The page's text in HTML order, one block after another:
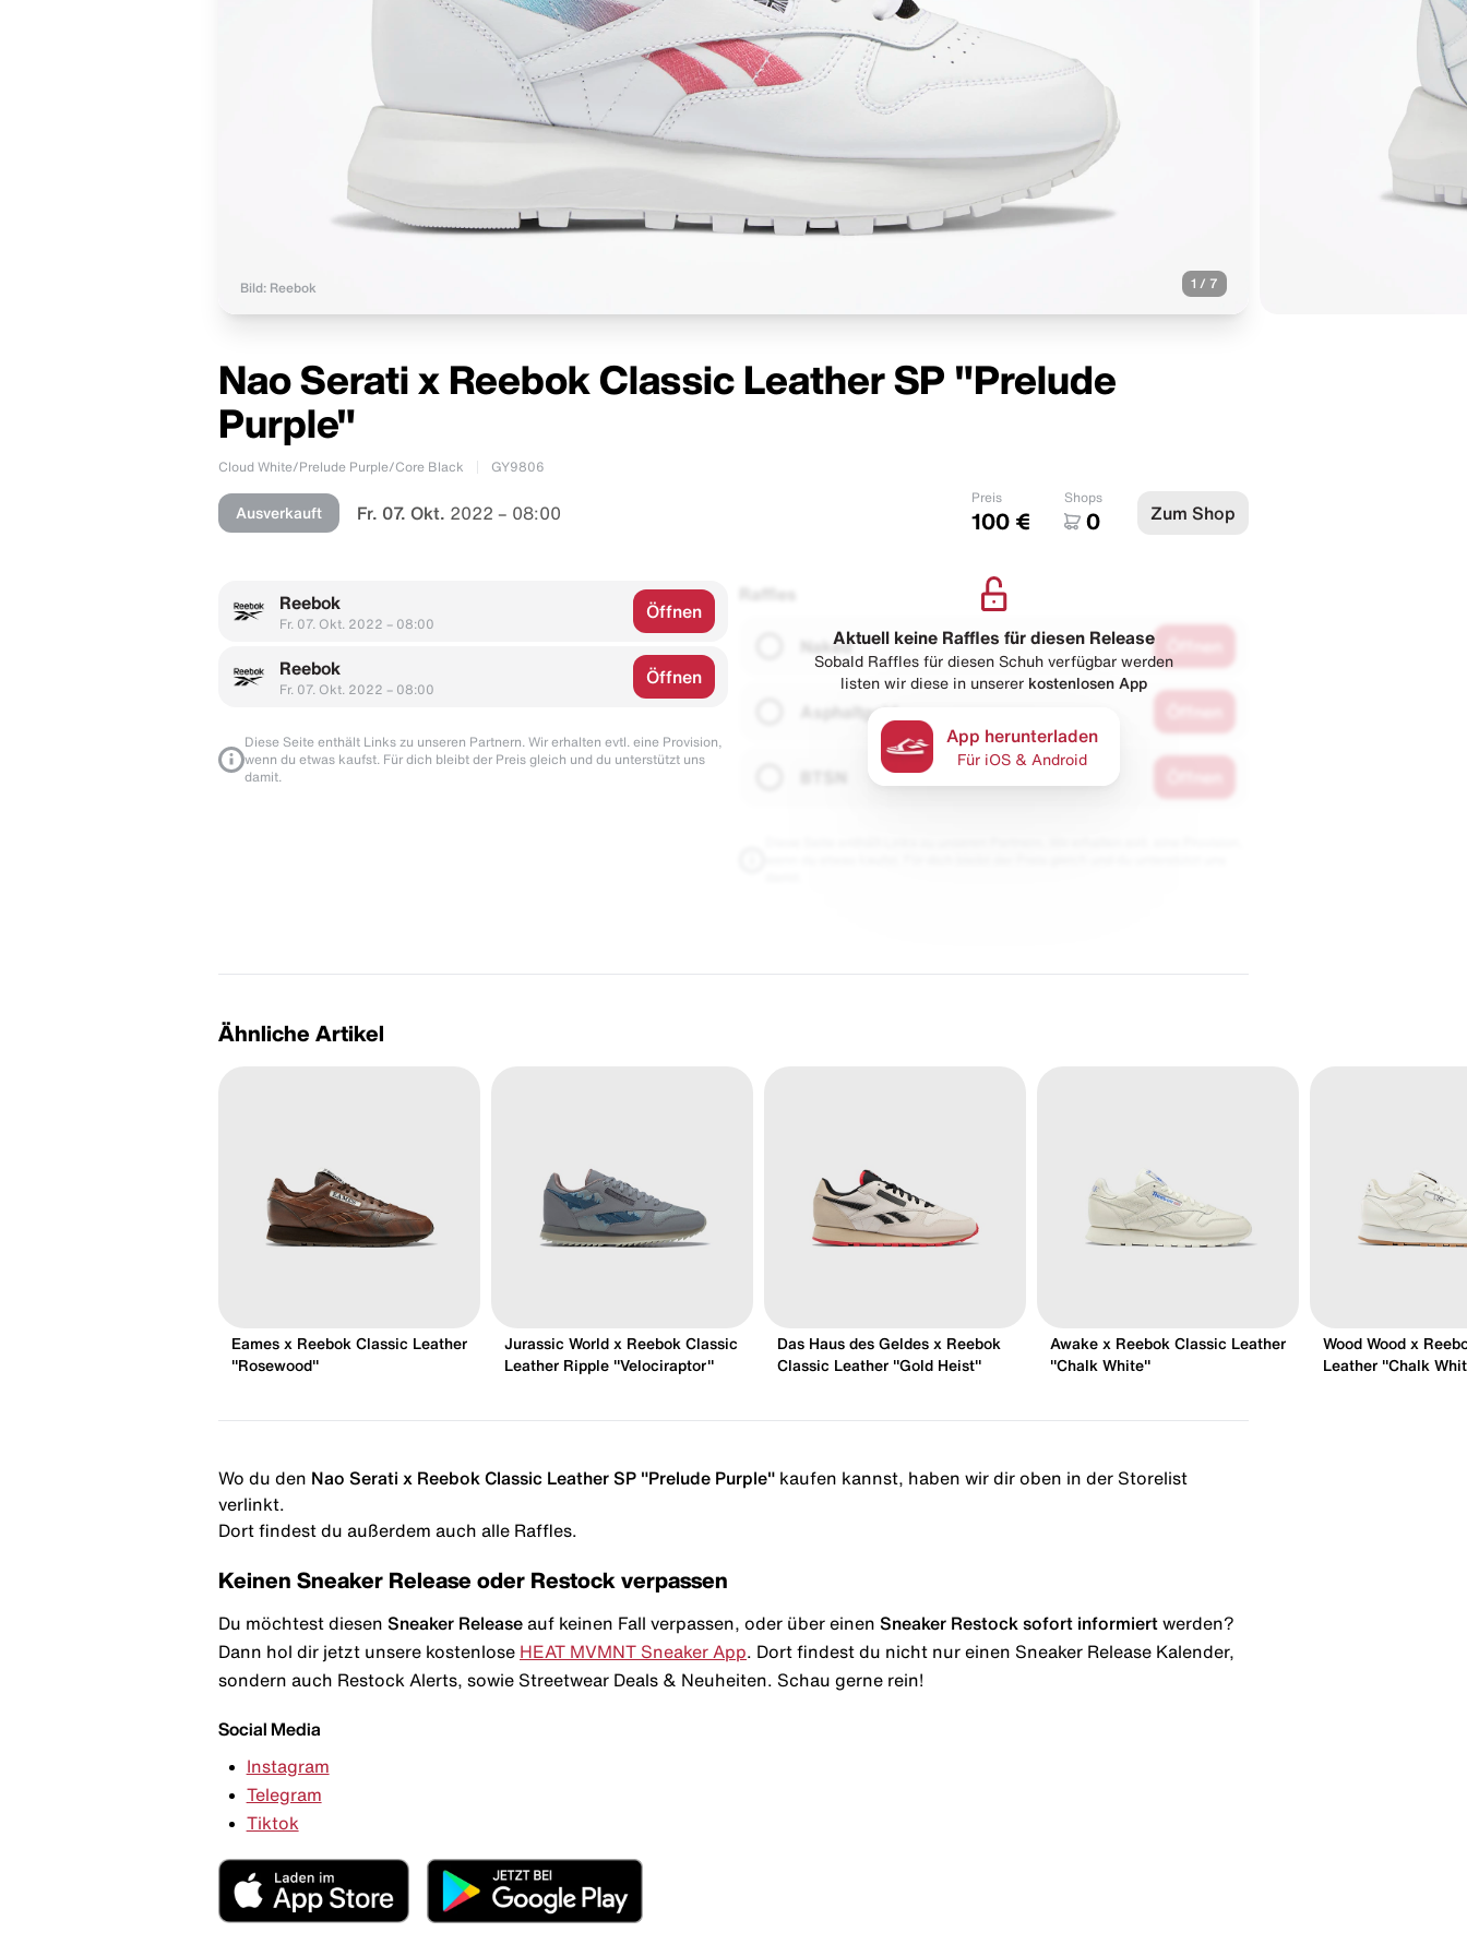
Bild: Reebok 1 / 7
Nao Serati x Reebok Classic Leather SP "Prelude
Purple"
Cloud White/Prelude Purple/Core Black GY9806
Ausverkauft Fr. 07. Okt. 2022 – 08:00
Preis
100 €
Shops
0 Zum Shop
Reebok
Fr. 07. Okt. 2022 – 08:00
Öffnen
Reebok
Fr. 07. Okt. 2022 – 08:00
Öffnen
Diese Seite enthält Links zu unseren Partnern. Wir erhalten evtl. eine Provision,
wenn du etwas kaufst. Für dich bleibt der Preis gleich und du unterstützt uns
damit.
Raffles
Naked
Asphaltgold
Aktuell keine Raffles für diesen Release
Sobald Raffles für diesen Schuh verfügbar werden
listen wir diese in unserer kostenlosen App
App herunterladen
Für iOS & Android
Ähnliche Artikel
Eames x Reebok Classic Leather
"Rosewood"
Jurassic World x Reebok Classic
Leather Ripple "Velociraptor"
Das Haus des Geldes x Reebok
Classic Leather "Gold Heist"
Awake x Reebok Classic Leather
"Chalk White"
Wood Wood x
Leather "Chalk
Wo du den Nao Serati x Reebok Classic Leather SP "Prelude Purple" kaufen kannst, haben wir dir oben in der Storelist
verlinkt.
Dort findest du außerdem auch alle Raffles.
Keinen Sneaker Release oder Restock verpassen
Du möchtest diesen Sneaker Release auf keinen Fall verpassen, oder über einen Sneaker Restock sofort informiert werden?
Dann hol dir jetzt unsere kostenlose HEAT MVMNT Sneaker App . Dort findest du nicht nur einen Sneaker Release Kalender,
sondern auch Restock Alerts, sowie Streetwear Deals & Neuheiten. Schau gerne rein!
Social Media
Instagram
Telegram
Tiktok